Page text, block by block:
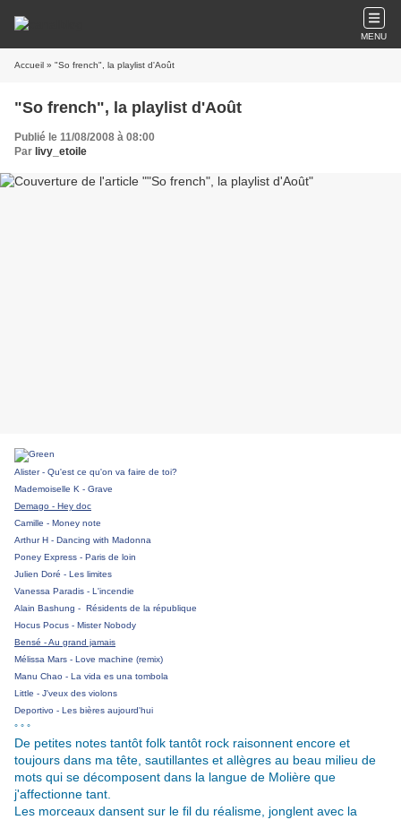
MENU
Accueil » "So french", la playlist d'Août
"So french", la playlist d'Août
Publié le 11/08/2008 à 08:00
Par livy_etoile
Alister - Qu'est ce qu'on va faire de toi?
Mademoiselle K - Grave
Demago - Hey doc
Camille - Money note
Arthur H - Dancing with Madonna
Poney Express - Paris de loin
Julien Doré - Les limites
Vanessa Paradis - L'incendie
Alain Bashung - Résidents de la république
Hocus Pocus - Mister Nobody
Bensé - Au grand jamais
Mélissa Mars - Love machine (remix)
Manu Chao - La vida es una tombola
Little - J'veux des violons
Deportivo - Les bières aujourd'hui
° ° °
De petites notes tantôt folk tantôt rock raisonnent encore et
toujours dans ma tête, sautillantes et allègres au beau milieu de
mots qui se décomposent dans la langue de Molière que
j'affectionne tant.
Les morceaux dansent sur le fil du réalisme, jonglent avec la